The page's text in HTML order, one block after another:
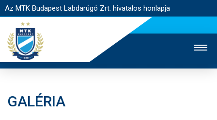
Az MTK Budapest Labdarúgó Zrt. hivatalos honlapja
GALÉRIA